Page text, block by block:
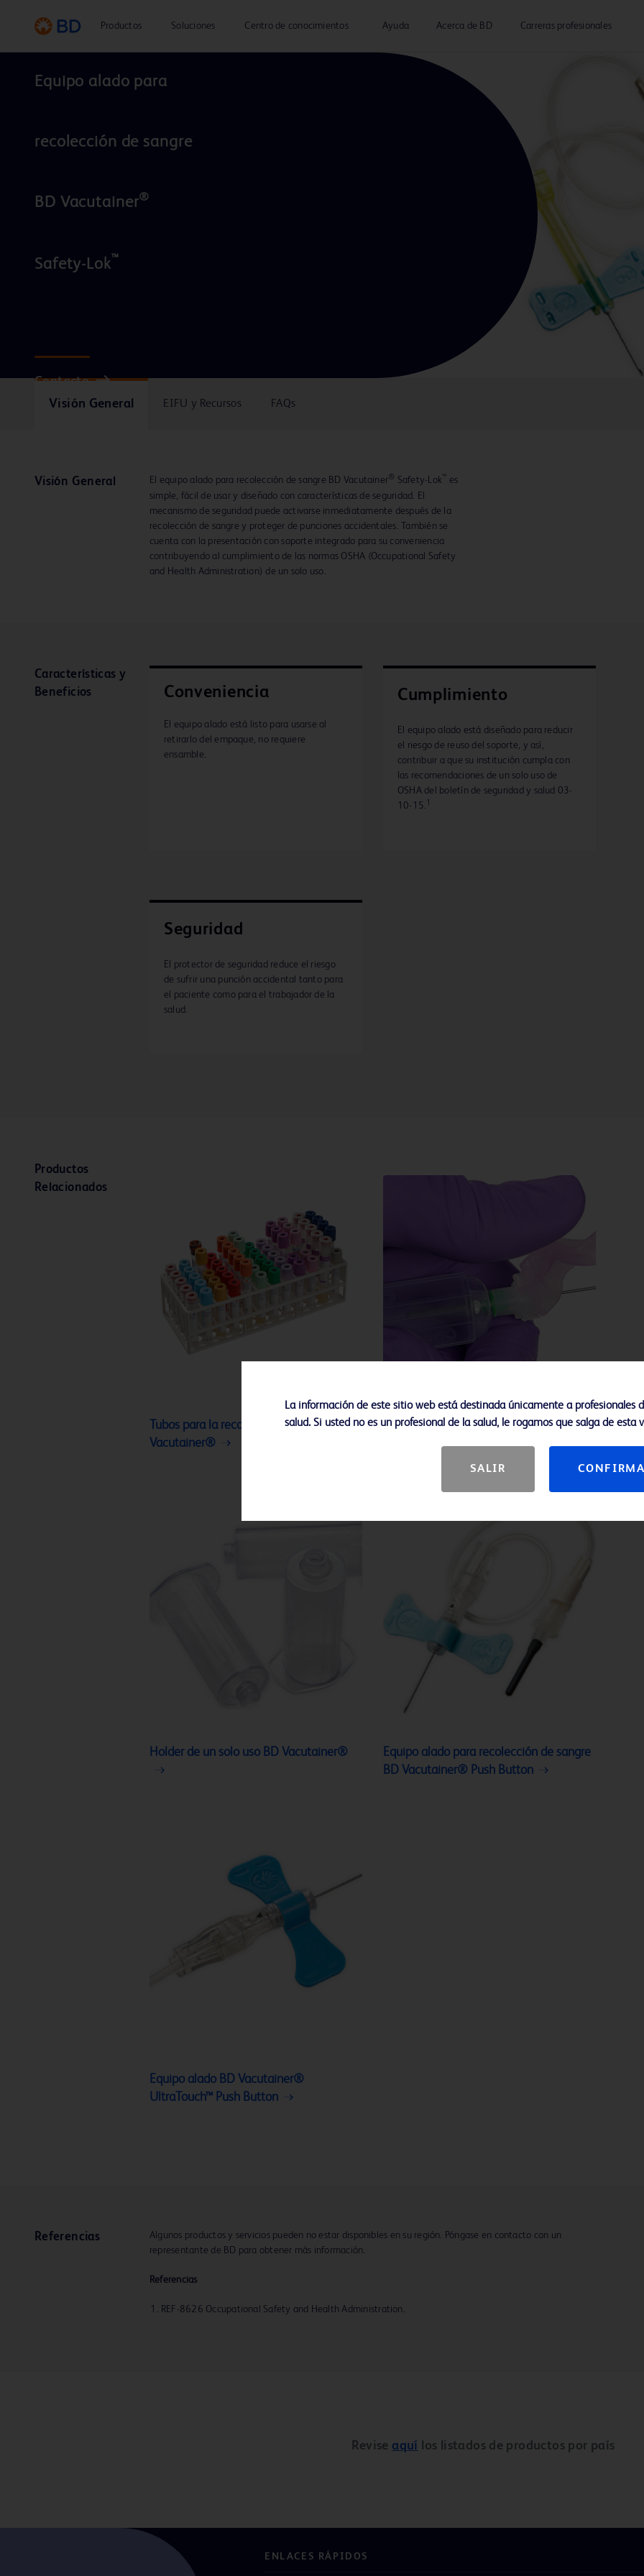
Productos Soluciones Centro de conocimientos Ayuda Acerca de BD
Carreras profesionales
Equipo alado para
recolección de sangre
BD Vacutainer®
Safety-Lok™
Contacto
Visión General
EIFU y Recursos FAQs
Visión General El equipo alado para recolección de sangre BD Vacutainer ® Safety-Lok ™ es
simple, fácil de usar y diseñado con características de seguridad. El
mecanismo de seguridad puede activarse inmediatamente después de la
recolección de sangre y proteger de punciones accidentales. También se
cuenta con la presentación con soporte integrado para su conveniencia
contribuyendo al cumplimiento de las normas OSHA (Occupational Safety
and Health Administration) de un solo uso.
Características y
Beneficios
Conveniencia
El equipo alado está listo para usarse al
retirarlo del empaque, no requiere
ensamble.
Cumplimiento
El equipo alado está diseñado para reducir
el riesgo de reuso del soporte, y así,
contribuir a que su institución cumpla con
las recomendaciones de un solo uso de
OSHA del boletín de seguridad y salud 03-
10-15. 1
Seguridad
El protector de seguridad reduce el riesgo
de sufrir una punción accidental tanto para
el paciente como para el trabajador de la
salud.
Productos
Relacionados
Tubos para la recolección de sangre BD
Vacutainer®
Aguja para recolección de sangre BD
Vacutainer® Eclipse™
Holder de un solo uso BD Vacutainer®
Equipo alado para recolección de sangre
BD Vacutainer® Push Button
Equipo alado BD Vacutainer®
UltraTouch™ Push Button
Referencias
Algunos productos y servicios pueden no estar disponibles en su región. Póngase en contacto con un
representante de BD para obtener más información.
Referencias
REF-8626 Occupational Safety and Health Administration.
Revise aquí los listados de productos por país
ENLACES RÁPIDOS
La información de este sitio web está destinada únicamente a profesionales
salud. Si usted no es un profesional de la salud, le rogamos que salga de esta
SALIR